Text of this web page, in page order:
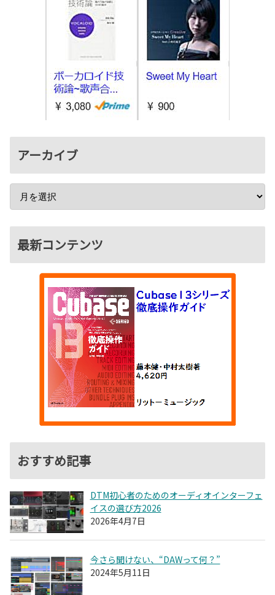
アーカイブ
最新コンテンツ
おすすめ記事
DTM初心者のためのオーディオインターフェ
イスの選び方2026
2026年4月7日
今さら聞けない、“DAWって何？”
2024年5月11日